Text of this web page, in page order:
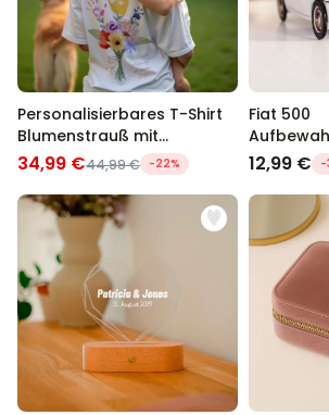
Personalisierbares T-Shirt
Blumenstrauß mit
Handabdruck
34,99 €44,99 € -22%
Fiat 500
12,99 € -